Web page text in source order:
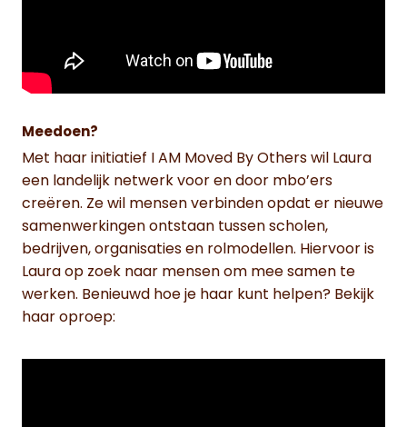
Meedoen?
Met haar initiatief I AM Moved By Others wil Laura
een landelijk netwerk voor en door mbo’ers
creëren. Ze wil mensen verbinden opdat er nieuwe
samenwerkingen ontstaan tussen scholen,
bedrijven, organisaties en rolmodellen. Hiervoor is
Laura op zoek naar mensen om mee samen te
werken. Benieuwd hoe je haar kunt helpen? Bekijk
haar oproep: